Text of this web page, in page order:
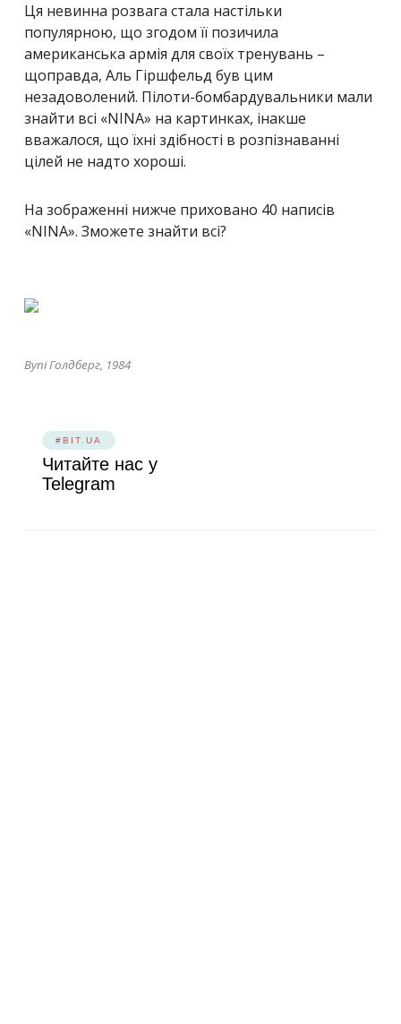
Ця невинна розвага стала настільки
популярною, що згодом її позичила
американська армія для своїх тренувань –
щоправда, Аль Гіршфельд був цим
незадоволений. Пілоти-бомбардувальники мали
знайти всі «NINA» на картинках, інакше
вважалося, що їхні здібності в розпізнаванні
цілей не надто хороші.
На зображенні нижче приховано 40 написів
«NINA». Зможете знайти всі?
Вупі Голдберг, 1984
#BIT.UA
Читайте нас у
Telegram